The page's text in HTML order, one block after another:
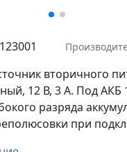
вторичного
12 В, 3 А. Под АКБ
разряда
при